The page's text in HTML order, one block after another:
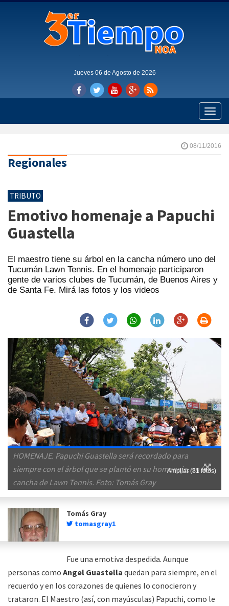
Jueves 06 de Agosto de 2026
Toggle
08/11/2016
Regionales
TRIBUTO
Emotivo homenaje a Papuchi
Guastella
El maestro tiene su árbol en la cancha número uno del
Tucumán Lawn Tennis. En el homenaje participaron
gente de varios clubes de Tucumán, de Buenos Aires y
de Santa Fe. Mirá las fotos y los videos
Ampliar (31 fotos)
HOMENAJE. Papuchi Guastella será recordado para
siempre con el árbol que se plantó en su homenaje, en la
cancha de Lawn Tennis. Foto: Tomás Gray
Tomás Gray
tomasgray1
Fue una emotiva despedida. Aunque
personas como Angel Guastella quedan para siempre, en el
recuerdo y en los corazones de quienes lo conocieron y
trataron. El Maestro (así, con mayúsculas) Papuchi, como le